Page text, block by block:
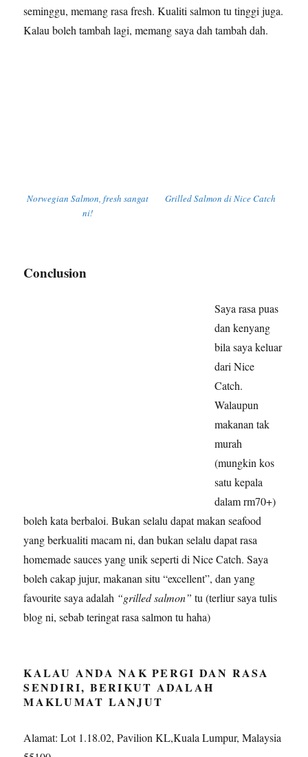
seminggu, memang rasa fresh. Kualiti salmon tu tinggi juga.
Kalau boleh tambah lagi, memang saya dah tambah dah.
Norwegian Salmon, fresh sangat
ni!
Grilled Salmon di Nice Catch
Conclusion
Saya rasa puas
dan kenyang
bila saya keluar
dari Nice
Catch.
Walaupun
makanan tak
murah
(mungkin kos
satu kepala
dalam rm70+)
boleh kata berbaloi. Bukan selalu dapat makan seafood
yang berkualiti macam ni, dan bukan selalu dapat rasa
homemade sauces yang unik seperti di Nice Catch. Saya
boleh cakap jujur, makanan situ “excellent”, dan yang
favourite saya adalah “grilled salmon” tu (terliur saya tulis
blog ni, sebab teringat rasa salmon tu haha)
KALAU ANDA NAK PERGI DAN RASA
SENDIRI, BERIKUT ADALAH
MAKLUMAT LANJUT
Alamat: Lot 1.18.02, Pavilion KL,Kuala Lumpur, Malaysia